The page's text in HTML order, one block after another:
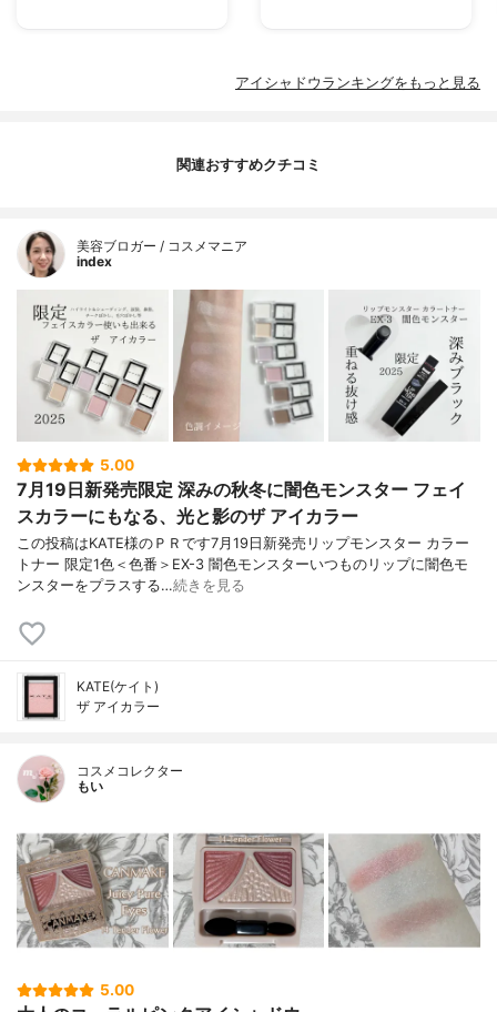
アイシャドウランキングをもっと見る
関連おすすめクチコミ
美容ブロガー / コスメマニア
index
5.00
7月19日新発売限定 深みの秋冬に闇色モンスター フェイ
スカラーにもなる、光と影のザ アイカラー
この投稿はKATE様のＰＲです7月19日新発売リップモンスター カラー
トナー 限定1色＜色番＞EX-3 闇色モンスターいつものリップに闇色モ
ンスターをプラスする…続きを見る
KATE(ケイト)
ザ アイカラー
コスメコレクター
もい
5.00